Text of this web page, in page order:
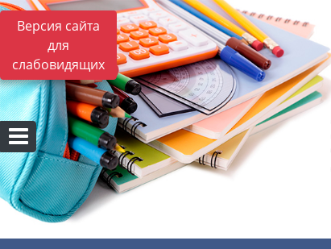
Версия сайта
для
слабовидящих